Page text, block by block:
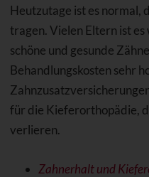
Heutzutage ist es normal,
tragen. Vielen Eltern ist
schöne und gesunde
Behandlungskosten sehr
für die Kieferorthopädie,
verlieren.
Zahnerhalt und